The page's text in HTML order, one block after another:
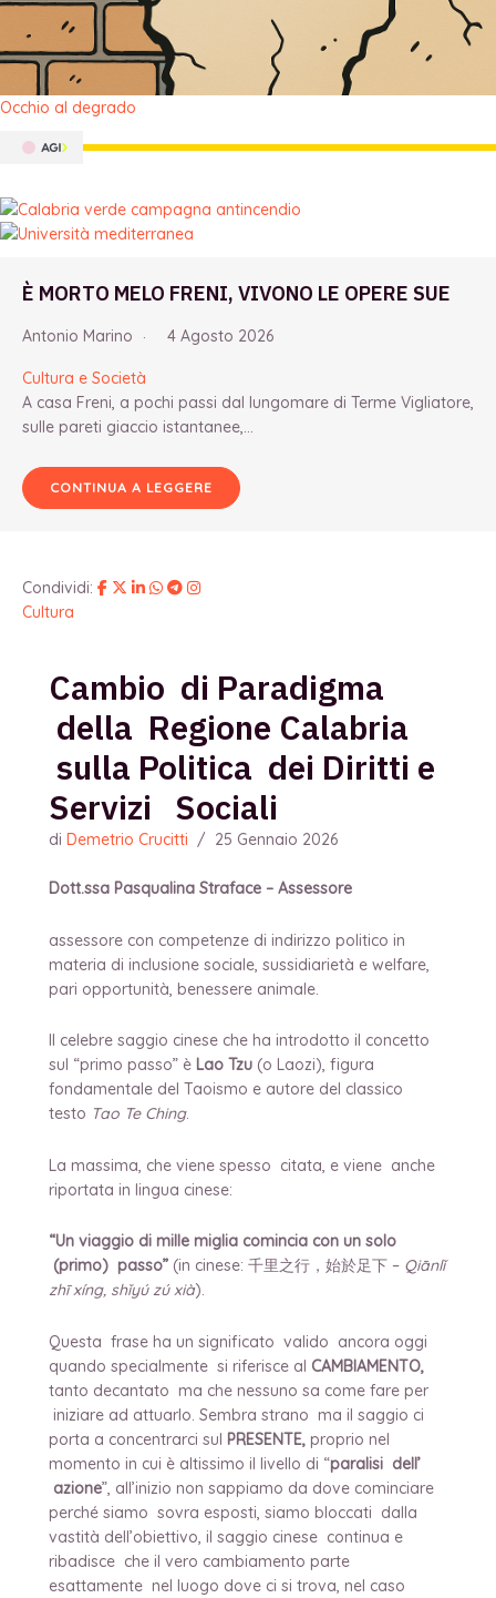
Occhio al degrado
È MORTO MELO FRENI, VIVONO LE OPERE SUE
Antonio Marino 4 Agosto 2026
Cultura e Società
A casa Freni, a pochi passi dal lungomare di Terme Vigliatore,
sulle pareti giaccio istantanee,...
CONTINUA A LEGGERE
Condividi:
Cultura
Cambio di Paradigma
della Regione Calabria
sulla Politica dei Diritti e
Servizi Sociali
di Demetrio Crucitti / 25 Gennaio 2026
Dott.ssa Pasqualina Straface – Assessore
assessore con competenze di indirizzo politico in
materia di inclusione sociale, sussidiarietà e welfare,
pari opportunità, benessere animale.
Il celebre saggio cinese che ha introdotto il concetto
sul “primo passo” è Lao Tzu (o Laozi), figura
fondamentale del Taoismo e autore del classico
testo Tao Te Ching.
La massima, che viene spesso citata, e viene anche
riportata in lingua cinese:
“Un viaggio di mille miglia comincia con un solo
(primo) passo” (in cinese: 千里之行，始於足下 – Qiānlǐ
zhī xíng, shǐyú zú xià).
Questa frase ha un significato valido ancora oggi
quando specialmente si riferisce al CAMBIAMENTO,
tanto decantato ma che nessuno sa come fare per
iniziare ad attuarlo. Sembra strano ma il saggio ci
porta a concentrarci sul PRESENTE, proprio nel
momento in cui è altissimo il livello di “paralisi dell’
azione”, all’inizio non sappiamo da dove cominciare
perché siamo sovra esposti, siamo bloccati dalla
vastità dell’obiettivo, il saggio cinese continua e
ribadisce che il vero cambiamento parte
esattamente nel luogo dove ci si trova, nel caso